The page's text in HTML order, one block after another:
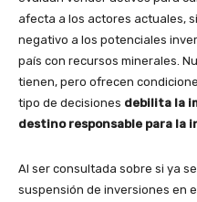
afecta a los actores actuales,
negativo a los potenciales
país con recursos minerales.
tienen, pero ofrecen
tipo de decisiones debilita la
destino responsable para la
Al ser consultada sobre si ya
suspensión de inversiones en